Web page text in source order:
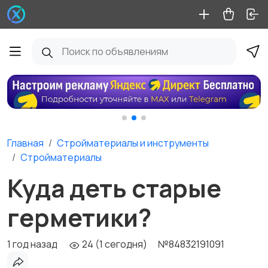
Главная
Стройматериалы и инструменты
Стройматериалы
Куда деть старые
герметики?
1 год назад 24 (1 сегодня) №84832191091